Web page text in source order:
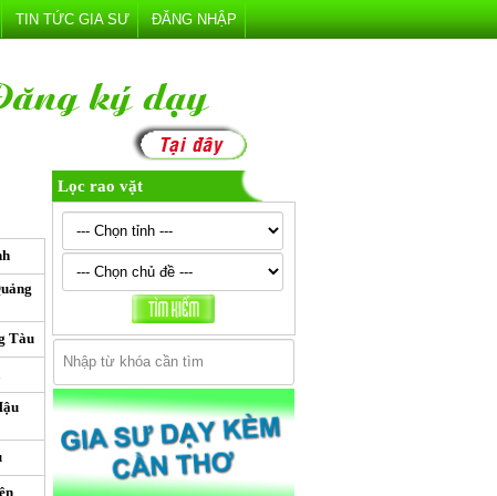
TIN TỨC GIA SƯ ĐĂNG NHẬP
Tàu
Lọc rao vặt